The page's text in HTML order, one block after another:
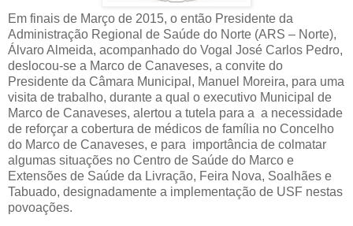
Em finais de Março de 2015, o então Presidente da
Administração Regional de Saúde do Norte (ARS – Norte),
Álvaro Almeida, acompanhado do Vogal José Carlos Pedro,
deslocou-se a Marco de Canaveses, a convite do
Presidente da Câmara Municipal, Manuel Moreira, para uma
visita de trabalho, durante a qual o executivo Municipal de
Marco de Canaveses, alertou a tutela para a a necessidade
de reforçar a cobertura de médicos de família no Concelho
do Marco de Canaveses, e para importância de colmatar
algumas situações no Centro de Saúde do Marco e
Extensões de Saúde da Livração, Feira Nova, Soalhães e
Tabuado, designadamente a implementação de USF nestas
povoações.